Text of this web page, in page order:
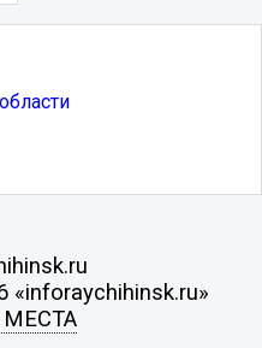
«inforaychihinsk.ru»